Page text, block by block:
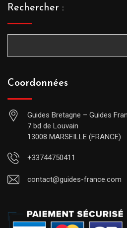
Rechercher :
Coordonnées
Guides Bretagne – Guides
7 bd de Louvain
13008 MARSEILLE (FRANCE)
+33744750411
contact@guides-france.com